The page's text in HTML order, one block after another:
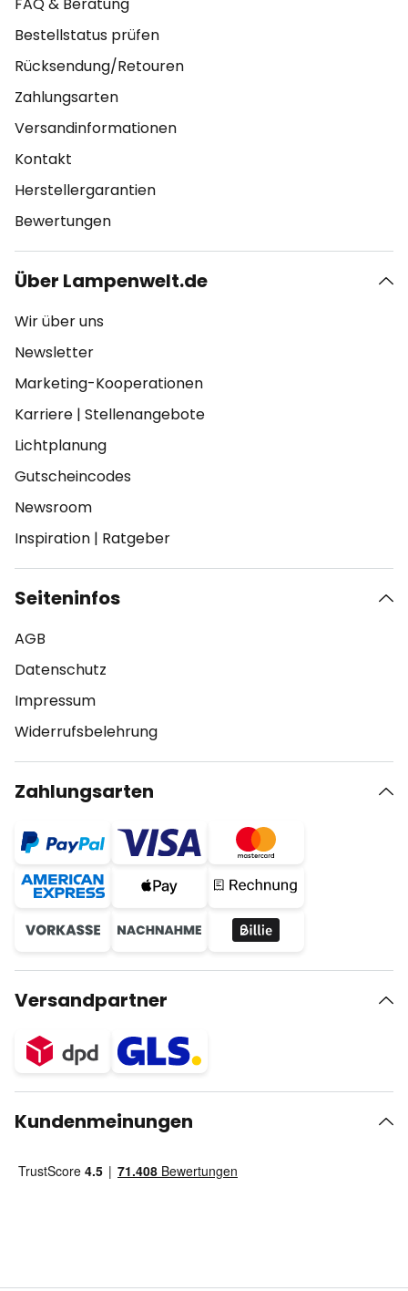
Bestellstatus prüfen
Rücksendung/Retouren
Zahlungsarten
Versandinformationen
Kontakt
Herstellergarantien
Bewertungen
Über Lampenwelt.de
Wir über uns
Newsletter
Marketing-Kooperationen
Karriere | Stellenangebote
Lichtplanung
Gutscheincodes
Newsroom
Inspiration | Ratgeber
Seiteninfos
AGB
Datenschutz
Impressum
Widerrufsbelehrung
Zahlungsarten
Versandpartner
Kundenmeinungen